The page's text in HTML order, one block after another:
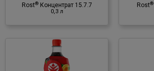
Rost®Концентрат 15.7.7
0,3 л
Rost®
♦ гумінові речовини
Концентрат 15.7.7
1 л